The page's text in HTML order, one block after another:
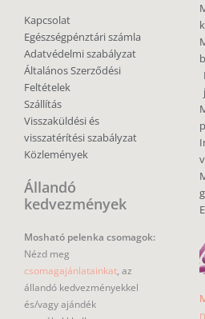
Kapcsolat
Egészségpénztári számla
Adatvédelmi szabályzat
Általános Szerződési
Feltételek
Szállítás
Visszaküldési és
visszatérítési szabályzat
Közlemények
Állandó
kedvezmények
Mosható pelenka csomagok:
Nézd meg
csomagajánlatainkat, az
állandó kedvezményekkel
és/vagy ajándék